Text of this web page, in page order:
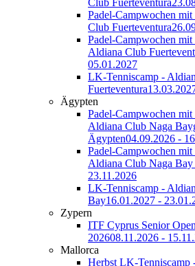
Club Fuerteventura
Padel-Campwochen
Club Fuerteventura
Padel-Campwochen
Aldiana Club
05.01.2027
LK-Tenniscamp -
Fuerteventura
Ägypten
Padel-Campwochen
Aldiana Club Naga
Ägypten04.09.2026 -
Padel-Campwochen
Aldiana Club Naga
23.11.2026
LK-Tenniscamp -
Bay16.01.2027 -
Zypern
ITF Cyprus Senior
202608.11.2026 -
Mallorca
Herbst LK-Tenniscamp